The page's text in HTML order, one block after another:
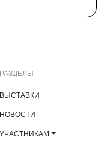
РАЗДЕЛЫ
ВЫСТАВКИ
НОВОСТИ
УЧАСТНИКАМ